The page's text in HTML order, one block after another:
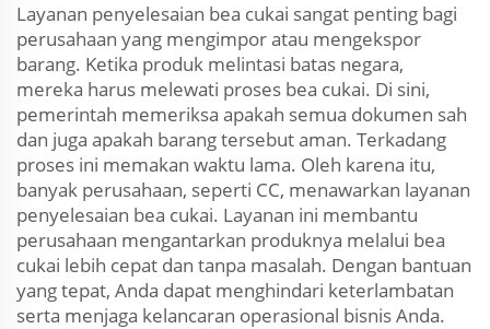
Layanan penyelesaian bea cukai sangat penting bagi
perusahaan yang mengimpor atau mengekspor
barang. Ketika produk melintasi batas negara,
mereka harus melewati proses bea cukai. Di sini,
pemerintah memeriksa apakah semua dokumen sah
dan juga apakah barang tersebut aman. Terkadang
proses ini memakan waktu lama. Oleh karena itu,
banyak perusahaan, seperti CC, menawarkan layanan
penyelesaian bea cukai. Layanan ini membantu
perusahaan mengantarkan produknya melalui bea
cukai lebih cepat dan tanpa masalah. Dengan bantuan
yang tepat, Anda dapat menghindari keterlambatan
serta menjaga kelancaran operasional bisnis Anda.